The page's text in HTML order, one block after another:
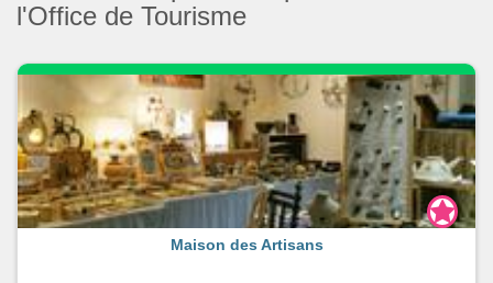
l'Office de Tourisme
Maison des Artisans